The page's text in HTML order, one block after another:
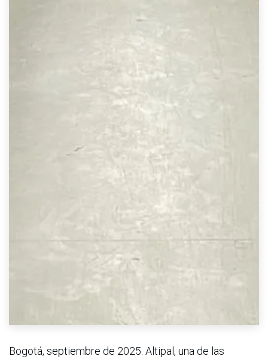
Bogotá, septiembre de 2025. Altipal, una de las